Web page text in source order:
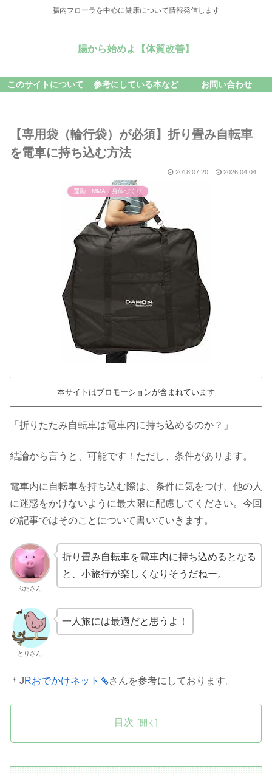
腸内フローラを中心に健康について情報発信します
腸から始めよ【体質改善】
このサイトについて 参考にしている本など お問い合わせ
【専用袋（輪行袋）が必須】折り畳み自転車
を電車に持ち込む方法
2018.07.20 2026.04.04
運動・MMA・身体づくり
本サイトはプロモーションが含まれています
「折りたたみ自転車は電車内に持ち込めるのか？」
結論から言うと、可能です！ただし、条件があります。
電車内に自転車を持ち込む際は、条件に気をつけ、他の人
に迷惑をかけないように最大限に配慮してください。今回
の記事ではそのことについて書いていきます。
ぶたさん
折り畳み自転車を電車内に持ち込めるとなる
と、小旅行が楽しくなりそうだねー。
とりさん
一人旅には最適だと思うよ！
＊JRおでかけネット さんを参考にしております。
目次